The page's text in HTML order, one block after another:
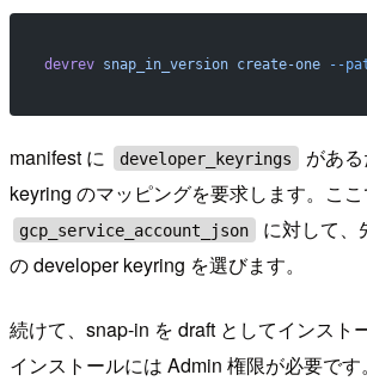
devrev snap_in_version create-one --
manifest に developer_keyrings
があ
keyring のマッピングを要求します。こ
gcp_service_account_json
に対して、
の developer keyring を選びます。
続けて、snap-in を draft としてインスト
インストールには Admin 権限が必要です。